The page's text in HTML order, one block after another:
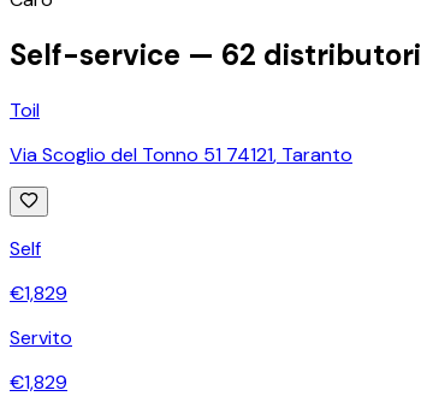
Self-service — 62 distributori
Toil
Via Scoglio del Tonno 51 74121, Taranto
Self
€1,829
Servito
€1,829